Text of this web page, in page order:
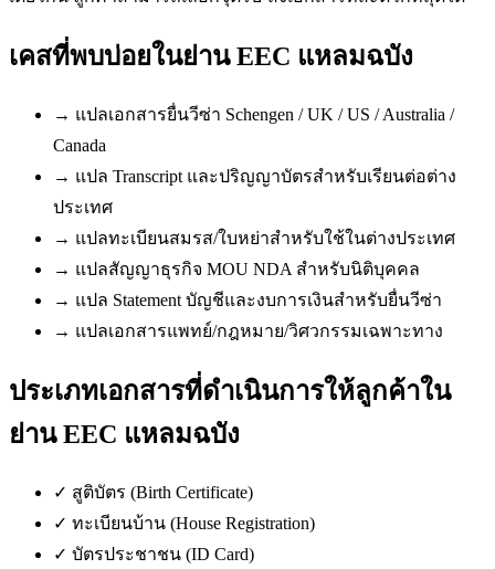
เคสที่พบบ่อยในย่าน EEC แหลมฉบัง
→ แปลเอกสารยื่นวีซ่า Schengen / UK / US / Australia /
Canada
→ แปล Transcript และปริญญาบัตรสำหรับเรียนต่อต่าง
ประเทศ
→ แปลทะเบียนสมรส/ใบหย่าสำหรับใช้ในต่างประเทศ
→ แปลสัญญาธุรกิจ MOU NDA สำหรับนิติบุคคล
→ แปล Statement บัญชีและงบการเงินสำหรับยื่นวีซ่า
→ แปลเอกสารแพทย์/กฎหมาย/วิศวกรรมเฉพาะทาง
ประเภทเอกสารที่ดำเนินการให้ลูกค้าใน
ย่าน EEC แหลมฉบัง
✓ สูติบัตร (Birth Certificate)
✓ ทะเบียนบ้าน (House Registration)
✓ บัตรประชาชน (ID Card)